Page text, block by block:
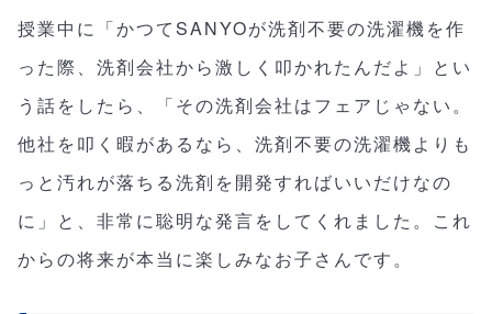
授業中に「かつてSANYOが洗剤不要の洗濯機を作
った際、洗剤会社から激しく叩かれたんだよ」とい
う話をしたら、「その洗剤会社はフェアじゃない。
他社を叩く暇があるなら、洗剤不要の洗濯機よりも
っと汚れが落ちる洗剤を開発すればいいだけなの
に」と、非常に聡明な発言をしてくれました。これ
からの将来が本当に楽しみなお子さんです。